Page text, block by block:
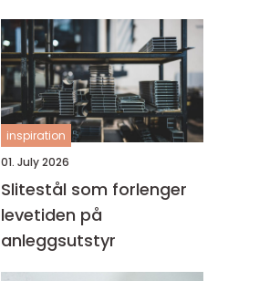
inspiration
01. July 2026
Slitestål som forlenger
levetiden på
anleggsutstyr